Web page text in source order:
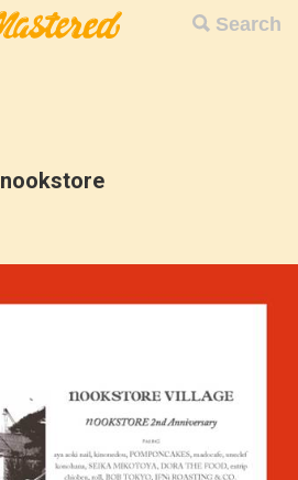
Search
nookstore